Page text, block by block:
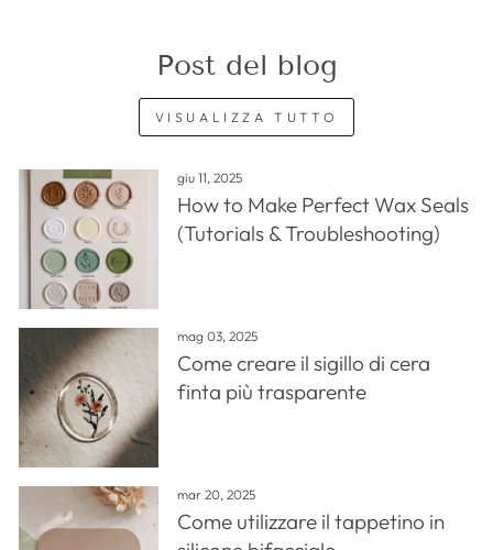
Post del blog
VISUALIZZA TUTTO
giu 11, 2025
How to Make Perfect Wax Seals
(Tutorials & Troubleshooting)
mag 03, 2025
Come creare il sigillo di cera
finta più trasparente
mar 20, 2025
Come utilizzare il tappetino in